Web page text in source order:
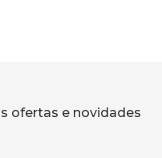
ofertas e novidades